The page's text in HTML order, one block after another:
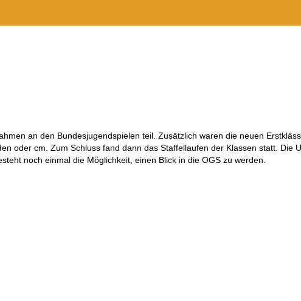
an den Bundesjugendspielen teil. Zusätzlich waren die neuen
oder cm. Zum Schluss fand dann das Staffellaufen der Klassen statt.
noch einmal die Möglichkeit, einen Blick in die OGS zu werden.